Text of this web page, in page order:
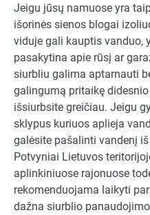
Jeigu jūsų namuose yra
išorinės sienos blogai
viduje gali kauptis vanduo,
pasakytina apie rūsį ar
siurbliu galima aptarnauti
galingumą pritaikę
išsiurbsite greičiau. Jeigu
sklypus kuriuos aplieja
galėsite pašalinti vandenį
Potvyniai Lietuvos
aplinkiniuose rajonuose
rekomenduojama laikyti
dažna siurblio